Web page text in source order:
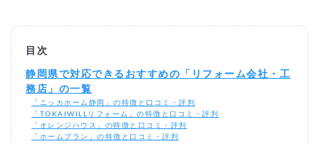
目次
静岡県で対応できるおすすめの「リフォーム会社・工
務店」の一覧
「ニッカホーム静岡」の特徴と口コミ・評判
「TOKAIWILLリフォーム」の特徴と口コミ・評判
「オレンジハウス」の特徴と口コミ・評判
「ホームプラン」の特徴と口コミ・評判